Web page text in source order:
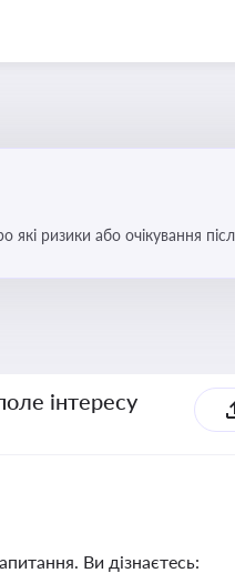
які ризики або очікування
інтересу
Ви дізнаєтесь: